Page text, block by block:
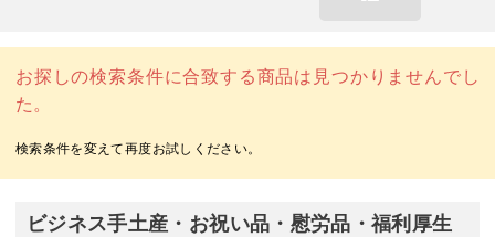
お探しの検索条件に合致する商品は見つかりませんでし
た。
ビジネス手土産・お祝い品・慰労品・福利厚生